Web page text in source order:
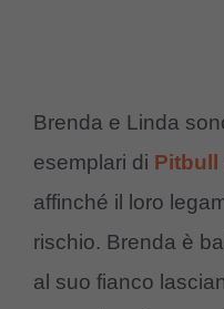
Brenda e Linda
esemplari di Pitbull
affinché il loro
rischio. Brenda è
al suo fianco